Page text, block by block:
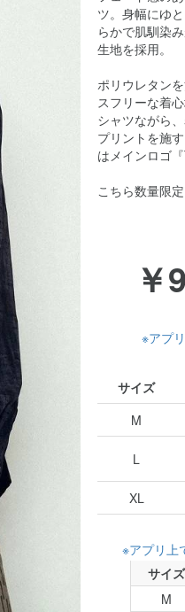
ツ。身幅にゆ
らかで肌馴染
生地を採用。
ポリウレタン
スフリーな着
シャツながら
プリントを施
はメインロゴ
こちら数量限
※アプ
サイズ
M
L
XL
※アプリ上
サイズ
M